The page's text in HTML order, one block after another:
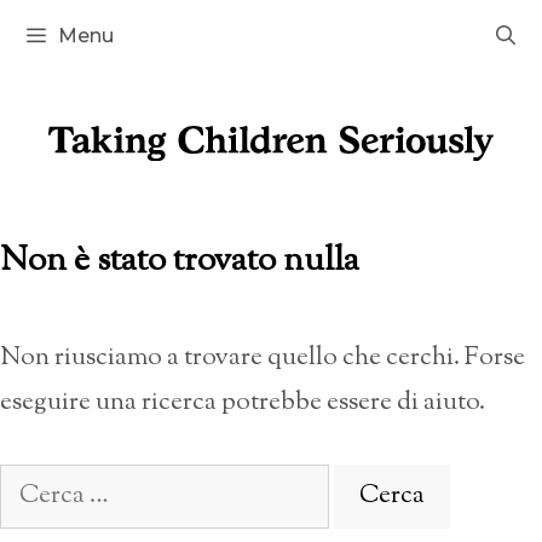
Vai
Menu
Non è stato trovato nulla
Non riusciamo a trovare quello che cerchi. Forse
eseguire una ricerca potrebbe essere di aiuto.
Ricerca
per: